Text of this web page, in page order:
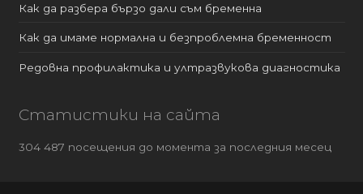
Как да разбера бързо дали съм бременна
Как да имаме нормална и безпроблемна бременност
Редовна профилактика и ултразвукова диагностика
Статистики на сайта
304 487 посещения до момента за последния месец